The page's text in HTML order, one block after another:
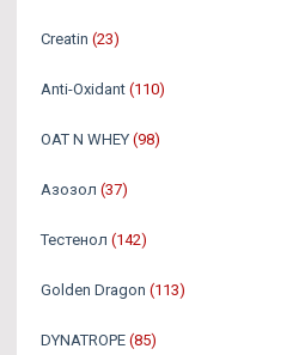
Creatin (23)
Anti-Oxidant (110)
OAT N WHEY (98)
Азозол (37)
Тестенол (142)
Golden Dragon (113)
DYNATROPE (85)